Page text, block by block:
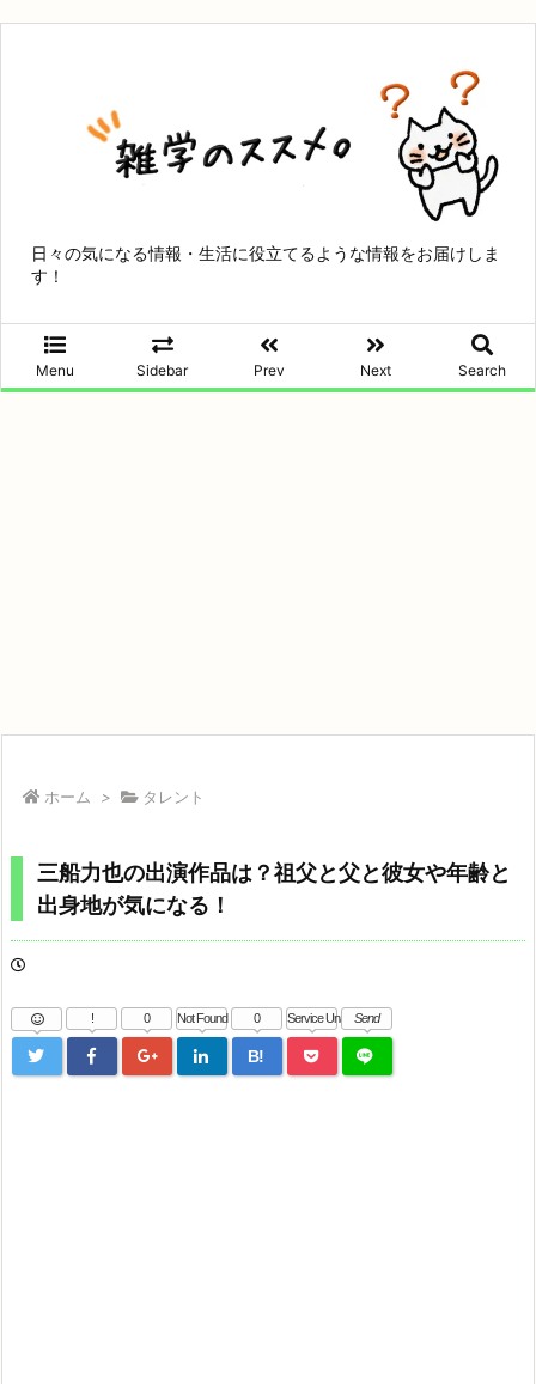
日々の気になる情報・生活に役立てるような情報をお届けしま
す！
Menu Sidebar Prev Next Search
ホーム > タレント
三船力也の出演作品は？祖父と父と彼女や年齢と
出身地が気になる！
! 0 Not Found
B!
0 Service Una Send